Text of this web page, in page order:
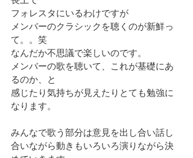
フォレスタにいるわけですが
メンバーのクラシックを聴くのが新鮮っ
て。。笑
なんだか不思議で楽しいのです。
メンバーの歌を聴いて、これが基礎にあ
るのか、と
感じたり気持ちが見えたりとても勉強に
なります。
みんなで歌う部分は意見を出し合い話し
合いながら動きもいろいろ演りながら決